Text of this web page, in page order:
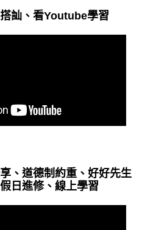
訕、看Youtube學習
、道德制約重、好好先生
日進修、線上學習